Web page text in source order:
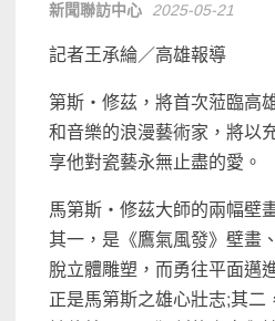
新聞聯訪中心 2025-05-21
記者王承綸／高雄報導
第斯‧修茲，將首次蒞臨高
和音樂的浪漫藝術家，將以
享他對瓷藝永無止盡的愛。
馬第斯‧修茲大師的兩幅壁
其一，是《鷹氣風發》壁畫
脫立體雕塑，而勇往平面邁
正是馬第斯之雄心壯志;其二